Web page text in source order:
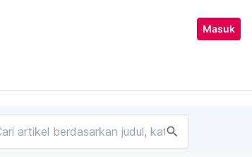
Masuk
search